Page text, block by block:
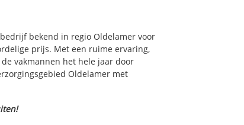
bekend in regio Oldelamer voor
prijs. Met een ruime ervaring,
vakmannen het hele jaar door
Oldelamer met